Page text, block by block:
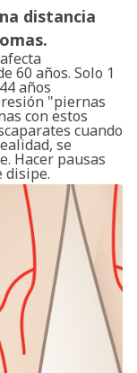
distancia
60 años. Solo 1
años
"piernas
con estos
cuando
se
Hacer pausas
disipe.